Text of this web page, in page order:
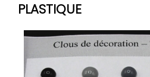
PLASTIQUE